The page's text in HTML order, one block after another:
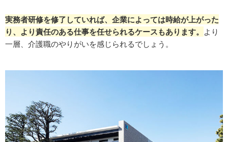
実務者研修を修了していれば、企業によっては時給が上がった
り、より責任のある仕事を任せられるケースもあります。 より
一層、介護職のやりがいを感じられるでしょう。